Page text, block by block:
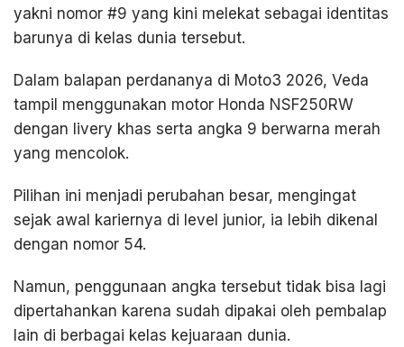
yakni nomor #9 yang kini melekat sebagai identitas
barunya di kelas dunia tersebut.
Dalam balapan perdananya di Moto3 2026, Veda
tampil menggunakan motor Honda NSF250RW
dengan livery khas serta angka 9 berwarna merah
yang mencolok.
Pilihan ini menjadi perubahan besar, mengingat
sejak awal kariernya di level junior, ia lebih dikenal
dengan nomor 54.
Namun, penggunaan angka tersebut tidak bisa lagi
dipertahankan karena sudah dipakai oleh pembalap
lain di berbagai kelas kejuaraan dunia.